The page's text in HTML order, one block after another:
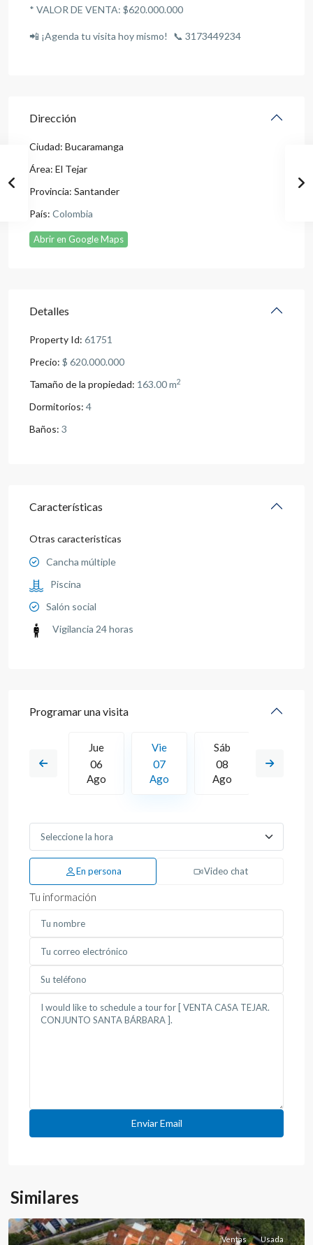
* VALOR DE VENTA: $620.000.000
📲 ¡Agenda tu visita hoy mismo! 📞 3173449234
Dirección
Ciudad: Bucaramanga
Área: El Tejar
Provincia: Santander
País: Colombia
Abrir en Google Maps
Detalles
Property Id: 61751
Precio: $ 620.000.000
Tamaño de la propiedad: 163.00 m2
Dormitorios: 4
Baños: 3
Características
Otras caracteristicas
Cancha múltiple
Piscina
Salón social
Vigilancia 24 horas
Programar una visita
15
Jue
06
Ago
Vie
07
Ago
Sáb
08
Ago
En persona Video chat
Tu información
Similares
Ventas Usada